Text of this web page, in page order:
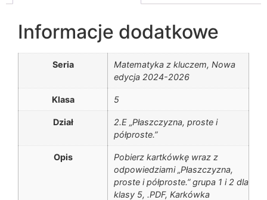
Informacje dodatkowe
Seria
Matematyka z kluczem, Nowa
edycja 2024-2026
Klasa 5
Dział
2.E „Płaszczyzna, proste i
półproste.”
Opis
Pobierz kartkówkę wraz z
odpowiedziami „Płaszczyzna,
proste i półproste.” grupa 1 i 2 dla
klasy 5, .PDF, Karkówka